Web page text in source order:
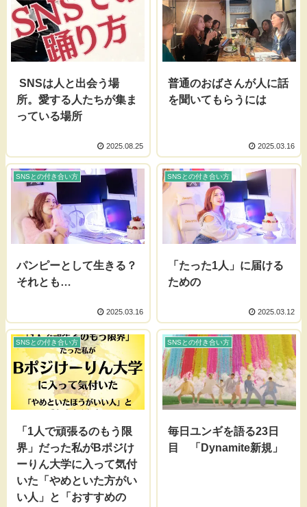
SNSは人と出会う場
所。愛する人たちが集ま
っている場所
2025.08.25
普通のおばさんが人に話
を聞いてもらうには
2025.03.16
SNSとの付き合い方
パンピーとして生きる？
それとも…
2025.03.16
SNSとの付き合い方
「たった1人」に届ける
ための
2025.03.12
SNSとの付き合い方
「1人で頑張るのもう限
界」だった私がBポジけ
ーりん大学に入って気付
いた「やめといた方がい
い人」と「おすすめの
SNSとの付き合い方
毎日ユンギを語る23日
目 「Dynamite新規」